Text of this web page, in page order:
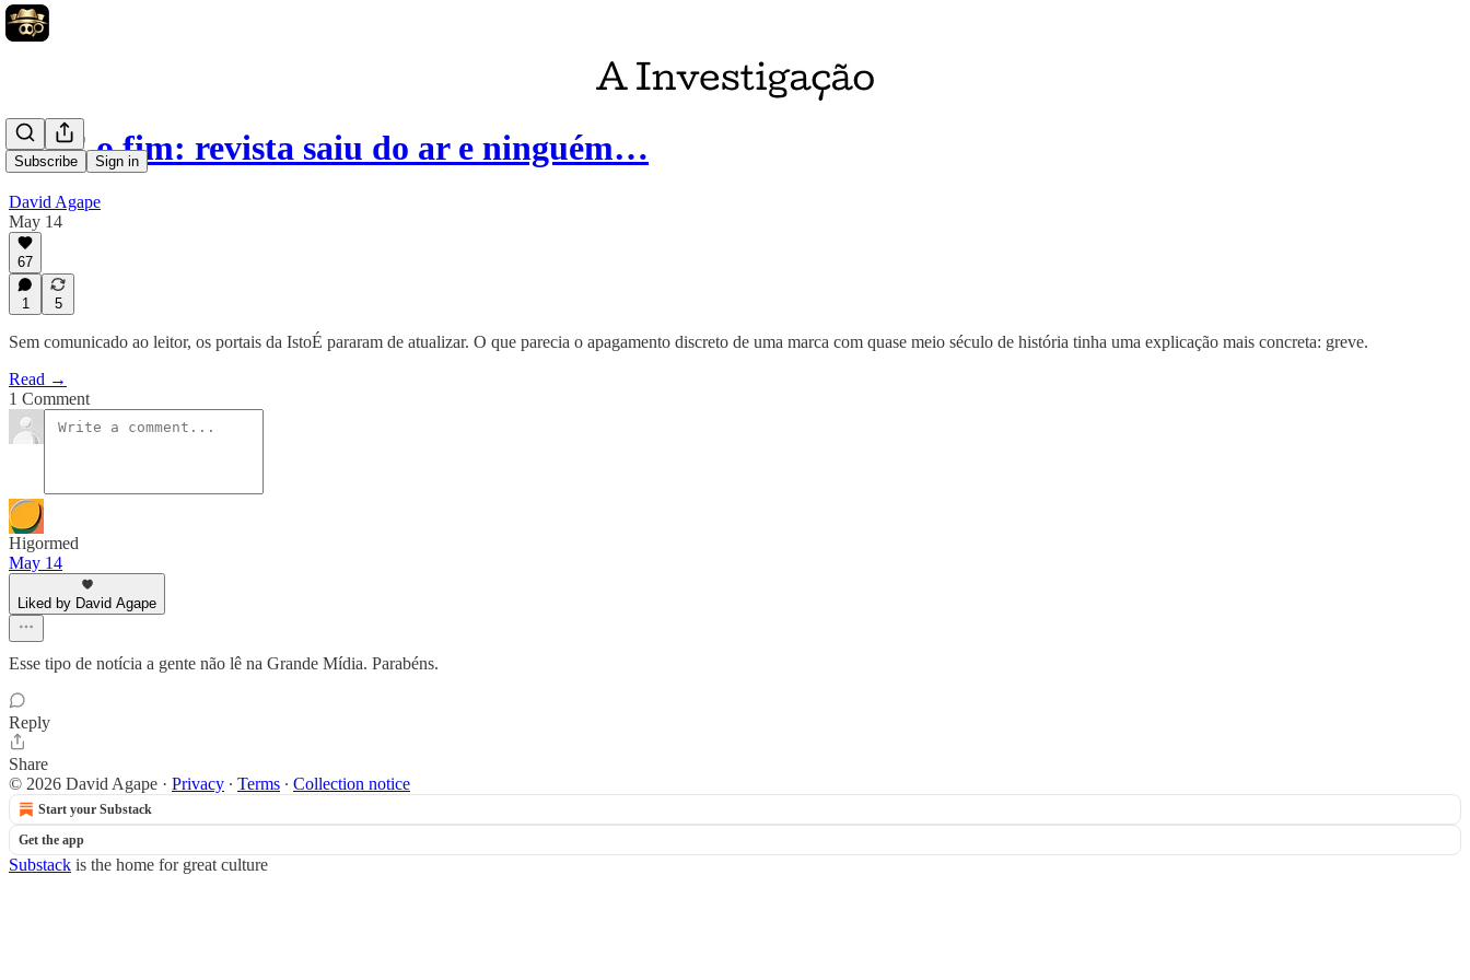
Subscribe Sign in
IstoÉ o fim: revista saiu do ar e ninguém…
David Agape
May 14
67
1 5
Sem comunicado ao leitor, os portais da IstoÉ pararam de atualizar. O que parecia o apagamento discreto de uma marca com quase meio século de história tinha uma explicação mais concreta: greve.
Read →
1 Comment
Higormed
May 14
Liked by David Agape
Esse tipo de notícia a gente não lê na Grande Mídia. Parabéns.
Reply
Share
© 2026 David Agape · Privacy ∙ Terms ∙ Collection notice
Start your Substack
Get the app
Substack is the home for great culture